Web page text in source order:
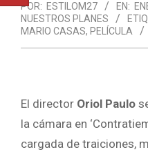
POR: ESTILOM27 EN:
NUESTROS PLANES
MARIO CASAS, PELÍCULA
El director Oriol Paulo
la cámara en
cargada de traiciones,